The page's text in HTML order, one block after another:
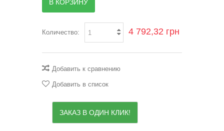
В КОРЗИНУ
Количество: 4 792,32 грн
Добавить к сравнению
Добавить в список
ЗАКАЗ В ОДИН КЛИК!